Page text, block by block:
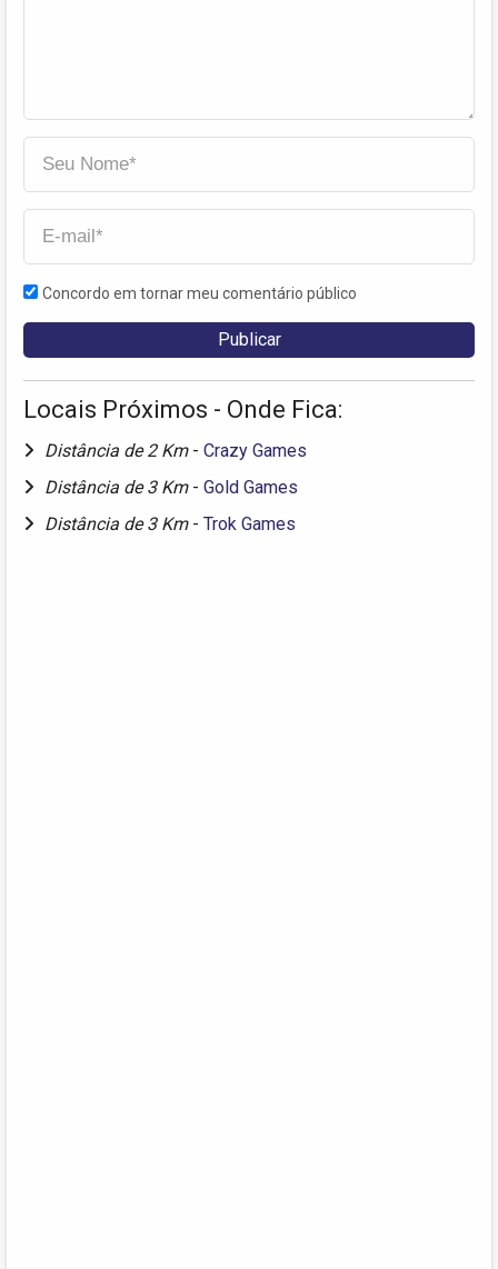
Concordo em tornar meu comentário público
Locais Próximos - Onde Fica:
Distância de 2 Km - Crazy Games
Distância de 3 Km - Gold Games
Distância de 3 Km - Trok Games